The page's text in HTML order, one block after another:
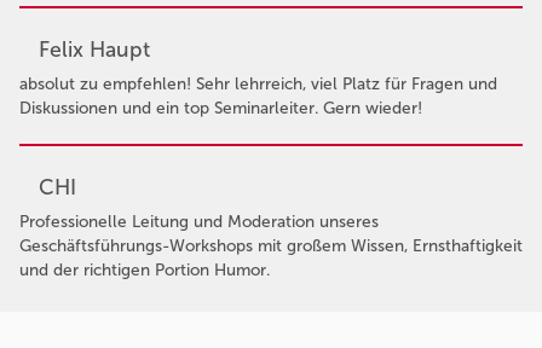
Felix Haupt
absolut zu empfehlen! Sehr lehrreich, viel Platz für Fragen und
Diskussionen und ein top Seminarleiter. Gern wieder!
CHI
Professionelle Leitung und Moderation unseres
Geschäftsführungs-Workshops mit großem Wissen, Ernsthaftigkeit
und der richtigen Portion Humor.